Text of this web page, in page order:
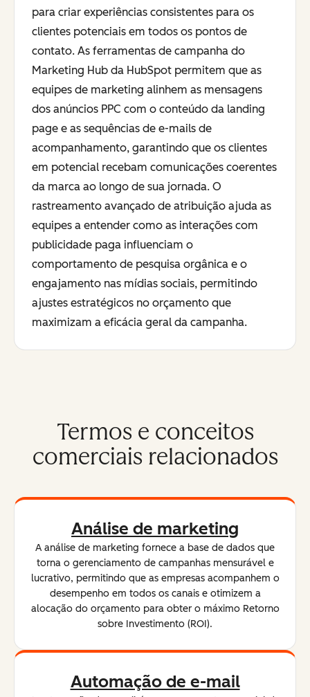
para criar experiências consistentes para os
clientes potenciais em todos os pontos de
contato. As ferramentas de campanha do
Marketing Hub da HubSpot permitem que as
equipes de marketing alinhem as mensagens
dos anúncios PPC com o conteúdo da landing
page e as sequências de e-mails de
acompanhamento, garantindo que os clientes
em potencial recebam comunicações coerentes
da marca ao longo de sua jornada. O
rastreamento avançado de atribuição ajuda as
equipes a entender como as interações com
publicidade paga influenciam o
comportamento de pesquisa orgânica e o
engajamento nas mídias sociais, permitindo
ajustes estratégicos no orçamento que
maximizam a eficácia geral da campanha.
Termos e conceitos
comerciais relacionados
Análise de marketing
A análise de marketing fornece a base de dados que
torna o gerenciamento de campanhas mensurável e
lucrativo, permitindo que as empresas acompanhem o
desempenho em todos os canais e otimizem a
alocação do orçamento para obter o máximo Retorno
sobre Investimento (ROI).
Automação de e-mail